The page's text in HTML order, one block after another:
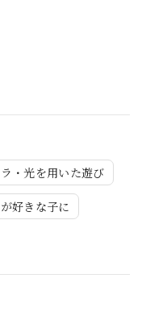
・光を用いた遊び
好きな子に